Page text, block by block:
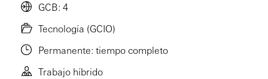
GCB: 4
Tecnología (GCIO)
Permanente: tiempo completo
Trabajo híbrido